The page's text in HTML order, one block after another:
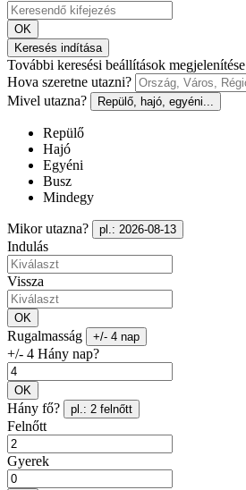
OK
Keresés indítása
További keresési beállítások megjelenítése
Hova szeretne utazni?
Mivel utazna?
Repülő, hajó, egyéni...
Repülő
Hajó
Egyéni
Busz
Mindegy
Mikor utazna? pl.: 2026-08-13
Indulás
Vissza
OK
Rugalmasság +/- 4 nap
+/- 4 Hány nap?
OK
Hány fő? pl.: 2 felnőtt
Felnőtt
Gyerek